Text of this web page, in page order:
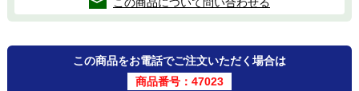
この商品について問い合わせる
この商品をお電話でご注文いただく場合は
商品番号：47023